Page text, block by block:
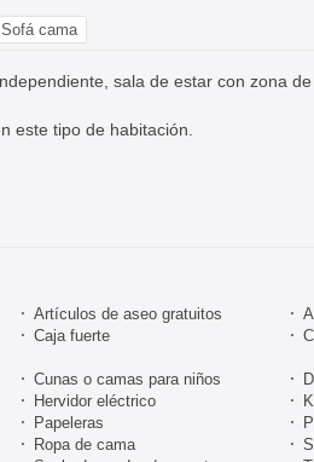
cama
sala de estar con zona de
este tipo de habitación.
Artículos de aseo gratuitos
Caja fuerte
Cunas o camas para niños
Hervidor eléctrico
Papeleras
Ropa de cama